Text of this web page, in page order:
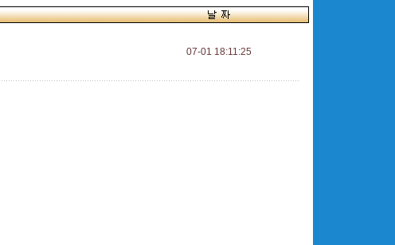
07-01 18:11:25